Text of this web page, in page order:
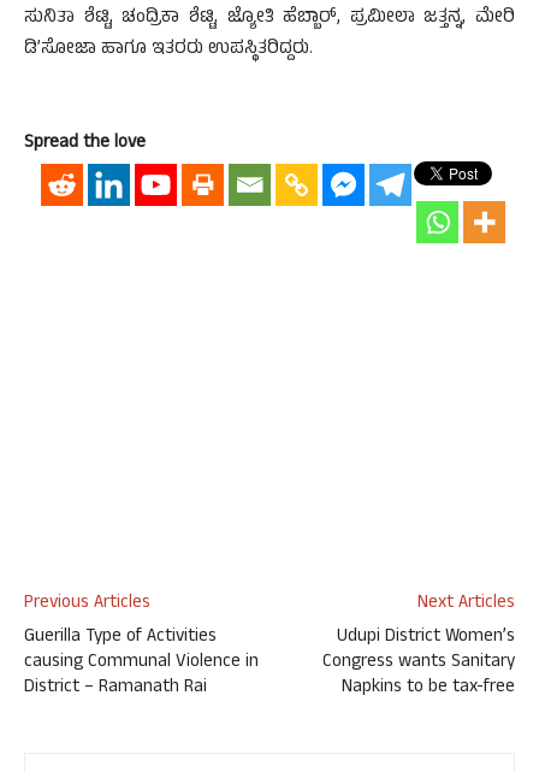
ಸುನಿತಾ ಶೆಟ್ಟಿ, ಚಂದ್ರಿಕಾ ಶೆಟ್ಟಿ, ಜ್ಯೋತಿ ಹೆಬ್ಬಾರ್, ಪ್ರಮೀಲಾ ಜತ್ತನ್ನ, ಮೇರಿ
ಡಿ’ಸೋಜಾ ಹಾಗೂ ಇತರರು ಉಪಸ್ಥಿತರಿದ್ದರು.
Spread the love
Previous Articles
Guerilla Type of Activities
causing Communal Violence in
District – Ramanath Rai
Next Articles
Udupi District Women’s
Congress wants Sanitary
Napkins to be tax-free